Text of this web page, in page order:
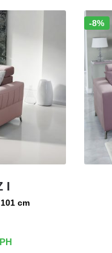
I
101 cm
-8%